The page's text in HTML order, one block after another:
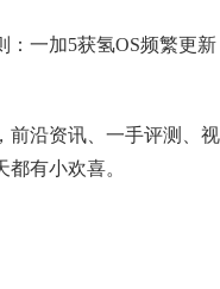
前沿资讯、一手评测、视
有小欢喜。